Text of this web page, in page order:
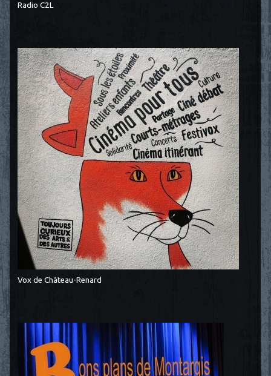
Radio C2L
Vox de Château-Renard